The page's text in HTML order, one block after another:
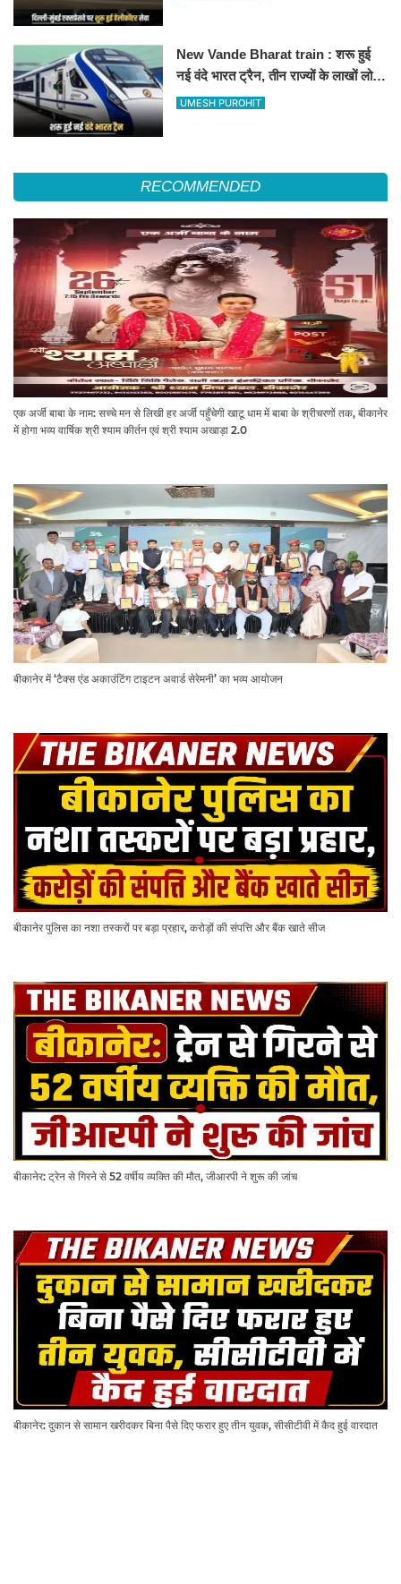
New Vande Bharat train : शरू हुई
नई वंदे भारत ट्रैन, तीन राज्यों के लाखों लोगों
का सफर होगा आसान, देखें पूरा रूटमैप
UMESH PUROHIT
RECOMMENDED
एक अर्जी बाबा के नाम: सच्चे मन से लिखी हर अर्जी पहुँचेगी खाटू धाम में बाबा के श्रीचरणों तक, बीकानेर
में होगा भव्य वार्षिक श्री श्याम कीर्तन एवं श्री श्याम अखाड़ा 2.0
बीकानेर में ‘टैक्स एंड अकाउंटिंग टाइटन अवार्ड सेरेमनी’ का भव्य आयोजन
बीकानेर पुलिस का नशा तस्करों पर बड़ा प्रहार, करोड़ों की संपत्ति और बैंक खाते सीज
बीकानेर: ट्रेन से गिरने से 52 वर्षीय व्यक्ति की मौत, जीआरपी ने शुरू की जांच
बीकानेर: दुकान से सामान खरीदकर बिना पैसे दिए फरार हुए तीन युवक, सीसीटीवी में कैद हुई वारदात